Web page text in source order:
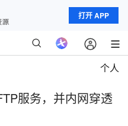
打开 APP
个人
服务，并内网穿透